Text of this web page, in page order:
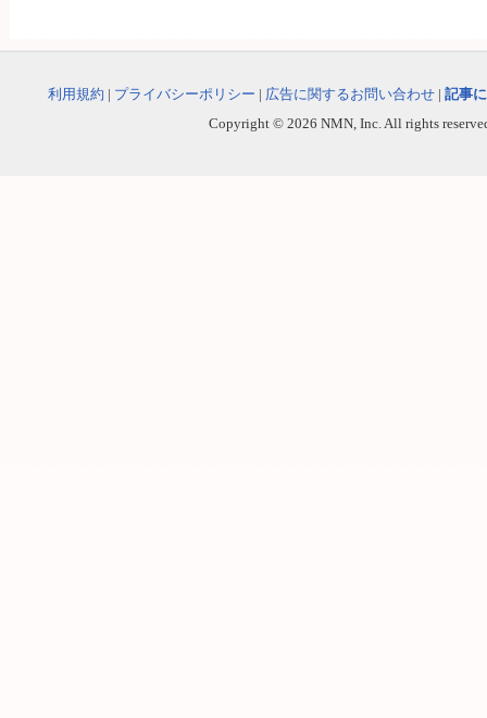
利用規約 | プライバシーポリシー | 広告に関するお問い合わせ | 記事
Copyright © 2026 NMN, Inc. All rights